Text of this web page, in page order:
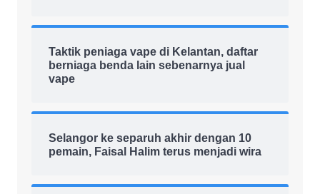
Taktik peniaga vape di Kelantan, daftar
berniaga benda lain sebenarnya jual
vape
Selangor ke separuh akhir dengan 10
pemain, Faisal Halim terus menjadi wira